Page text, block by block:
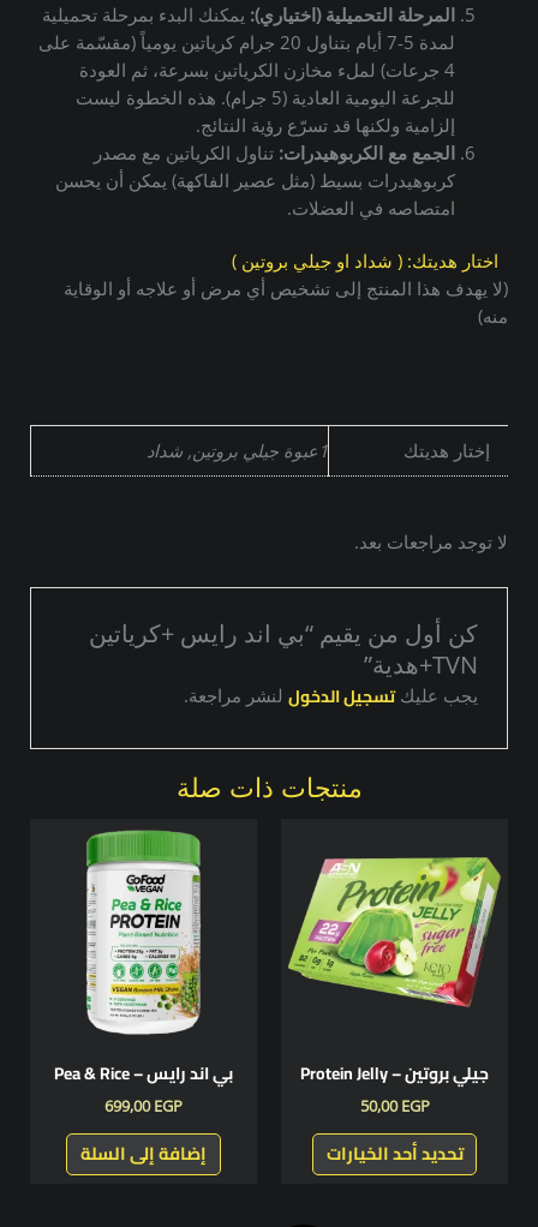
المرحلة التحميلية (اختياري): يمكنك البدء بمرحلة تحميلية
لمدة 5-7 أيام بتناول 20 جرام كرياتين يومياً (مقسّمة على
4 جرعات) لملء مخازن الكرياتين بسرعة، ثم العودة
للجرعة اليومية العادية (5 جرام). هذه الخطوة ليست
إلزامية ولكنها قد تسرّع رؤية النتائج.
الجمع مع الكربوهيدرات: تناول الكرياتين مع مصدر
كربوهيدرات بسيط (مثل عصير الفاكهة) يمكن أن يحسن
امتصاصه في العضلات.
اختار هديتك: ( شداد او جيلي بروتين )
(لا يهدف هذا المنتج إلى تشخيص أي مرض أو علاجه أو الوقاية
منه)
إختار هديتك 1عبوة جيلي بروتين, شداد
لا توجد مراجعات بعد.
كن أول من يقيم “بي اند رايس +كرياتين
TVN+هدية”
يجب عليكتسجيل الدخول لنشر مراجعة.
منتجات ذات صلة
جيلي بروتين – Protein Jelly
50,00EGP
تحديد أحد الخيارات
الأشكال
المختلفة
لهذا
الخيارات
صفحة
بي اند رايس – Pea & Rice
699,00EGP
إضافة إلى السلة